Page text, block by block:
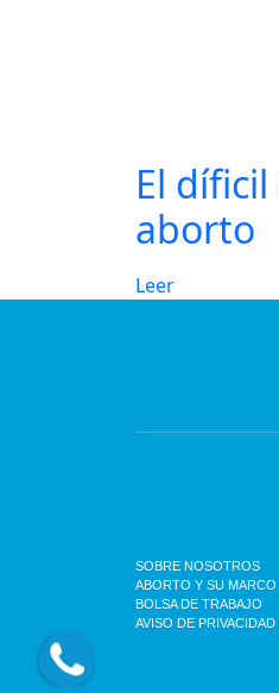
El
aborto
Leer
SOBRE NOSOTROS
ABORTO Y SU MARCO
BOLSA DE TRABAJO
AVISO DE PRIVACIDAD